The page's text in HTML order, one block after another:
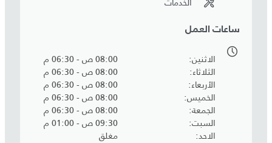
ساعات العمل
الاثنين
08:00 ص - 06:30 م
الثلاثاء
08:00 ص - 06:30 م
الأربعاء
08:00 ص - 06:30 م
الخميس
08:00 ص - 06:30 م
الجمعة
08:00 ص - 06:30 م
السبت
09:30 ص - 01:00 م
الاحد
مغلق